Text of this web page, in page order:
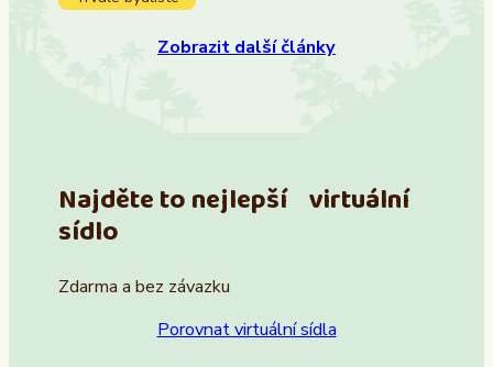
Zobrazit další články
Najděte to nejlepší virtuální
sídlo
Zdarma a bez závazku
Porovnat virtuální sídla